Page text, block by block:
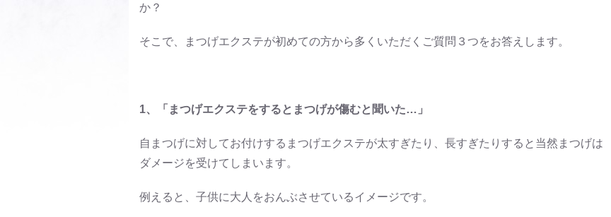
か？
そこで、まつげエクステが初めての方から多くいただくご質問３つをお答えします。
1、「まつげエクステをするとまつげが傷むと聞いた…」
自まつげに対してお付けするまつげエクステが太すぎたり、長すぎたりすると当然まつげは
ダメージを受けてしまいます。
例えると、子供に大人をおんぶさせているイメージです。